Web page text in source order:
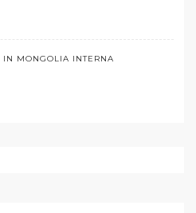
MONGOLIA INTERNA